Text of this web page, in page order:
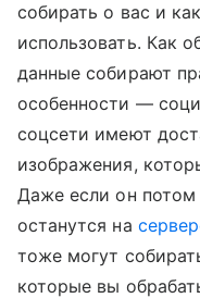
собирать о вас и
использовать. Как
данные собирают
особенности —
соцсети имеют
изображения,
Даже если он потом
останутся на
тоже могут
которые вы